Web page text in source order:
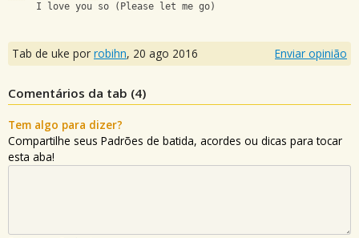
     I love you so (Please let me go)
Tab de uke por robihn, 20 ago 2016 Enviar opinião
Comentários da tab (4)
Tem algo para dizer?
Compartilhe seus Padrões de batida, acordes ou dicas para tocar
esta aba!